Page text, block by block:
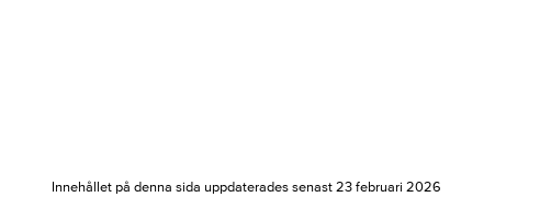
Innehållet på denna sida uppdaterades senast 23 februari 2026